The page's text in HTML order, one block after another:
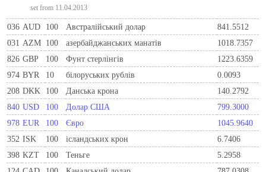
set from 11.04.2013
036 AUD 100 Австралійський долар
841.5512
031 AZM 100 азербайджанських манатів
1018.7357
826 GBP 100 Фунт стерлінгів
1223.6359
974 BYR 10 білоруських рублів
0.0093
208 DKK 100 Данська крона
140.2792
840 USD 100 Долар США
799.3000
978 EUR 100 Євро
1045.9640
352 ISK 100 ісландських крон
6.7406
398 KZT 100 Теньге
5.2958